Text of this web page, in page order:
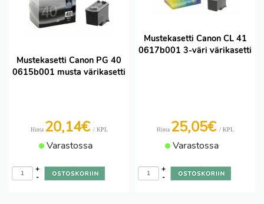
Mustekasetti Canon PG 40
0615b001 musta värikasetti
Hinta 20,14€ / KPL
Varastossa
-
+
Mustekasetti Canon CL 41
0617b001 3-väri värikasetti
Hinta 25,05€ / KPL
Varastossa
-
+